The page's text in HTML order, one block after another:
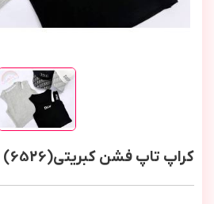
کراپ تاپ فشن کبریتی(6526)